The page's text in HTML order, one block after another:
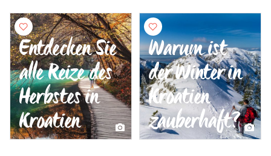
Entdecken Sie
alle Reize des
Herbstes in
Kroatien
Warum ist
der Winter in
Kroatien
zauberhaft?